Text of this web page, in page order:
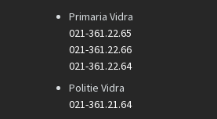
Primaria Vidra
021-361.22.65
021-361.22.66
021-361.22.64
Politie Vidra
021-361.21.64